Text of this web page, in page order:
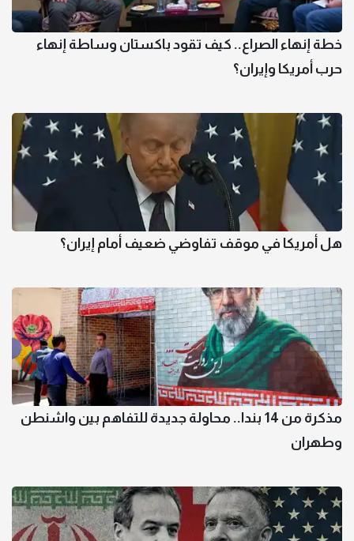
خطة إنهاء الصراع.. كيف تقود باكستان وساطة إنهاء
حرب أمريكا وإيران؟
هل أمريكا في موقف تفاوضي ضعيف أمام إيران؟
مذكرة من 14 بندا.. محاولة جديدة للتفاهم بين واشنطن
وطهران